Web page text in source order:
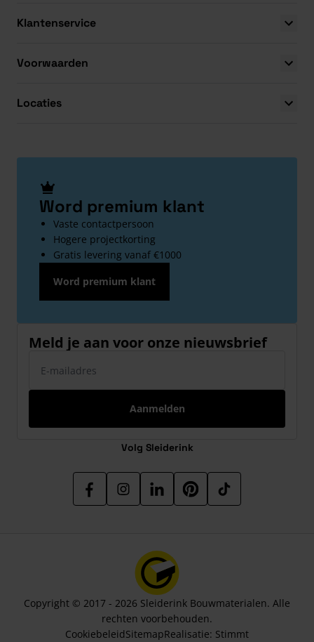
Klantenservice
Voorwaarden
Locaties
Word premium klant
Vaste contactpersoon
Hogere projectkorting
Gratis levering vanaf €1000
Word premium klant
Meld je aan voor onze nieuwsbrief
Aanmelden
Volg Sleiderink
Copyright © 2017 - 2026 Sleiderink Bouwmaterialen. Alle
rechten voorbehouden.
CookiebeleidSitemapRealisatie: Stimmt